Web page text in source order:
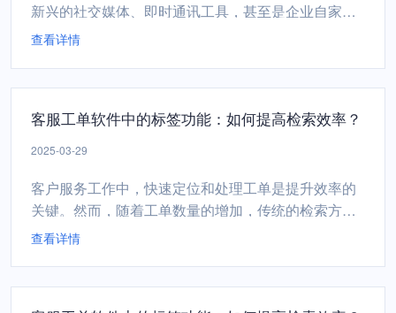
新兴的社交媒体、即时通讯工具，甚至是企业自家的A
PP和网站，都是客户表达意见和需求的重要渠道。为
整合与优化处理。一、多渠道接入，全面捕捉客户声
音客服工单软件...
查看详情
客服工单软件中的标签功能：如何提高检索效率？
2025-03-29
客户服务工作中，快速定位和处理工单是提升效率的
关键。然而，随着工单数量的增加，传统的检索方式
往往效率低下，难以满足现代企业的需求。客服工单
查看详情